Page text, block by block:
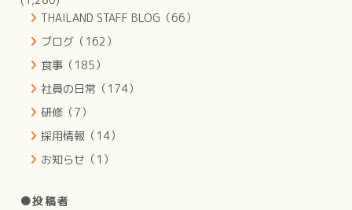
THAILAND STAFF BLOG（66）
ブログ（162）
食事（185）
社員の日常（174）
研修（7）
採用情報（14）
お知らせ（1）
●投稿者